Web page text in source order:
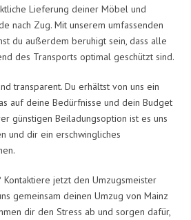
Lieferung deiner Möbel und
nach Zug. Mit unserem umfassenden
du außerdem beruhigt sein, dass alle
des Transports optimal geschützt sind.
transparent. Du erhältst von uns ein
auf deine Bedürfnisse und dein Budget
günstigen Beiladungsoption ist es uns
und dir ein erschwingliches
Kontaktiere jetzt den Umzugsmeister
gemeinsam deinen Umzug von Mainz
dir den Stress ab und sorgen dafür,